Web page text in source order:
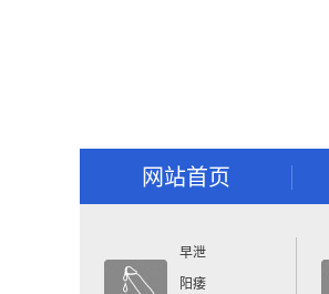
网站首页
早泄
阳痿